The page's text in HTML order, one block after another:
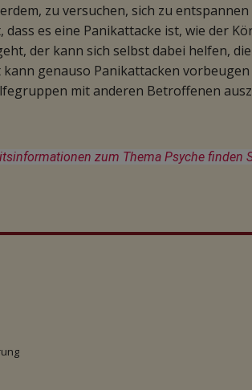
zu versuchen, sich zu
dass es eine Panikattacke ist, wie der
der kann sich selbst dabei helfen,
genauso Panikattacken
mit anderen Betroffenen
zum Thema Psyche finden